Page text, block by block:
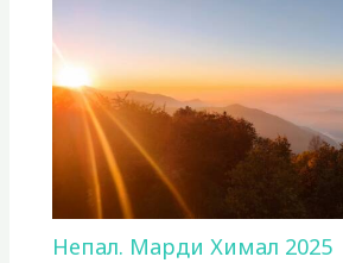
Непал. Марди Химал 2025